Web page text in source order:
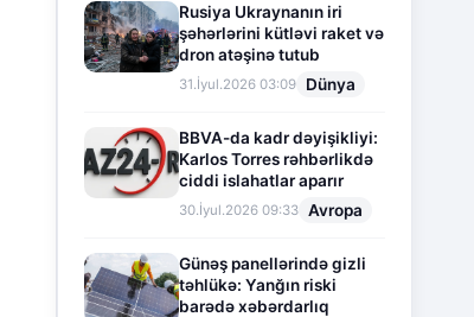
Rusiya Ukraynanın iri
şəhərlərini kütləvi raket və
dron atəşinə tutub
31.İyul.2026 03:09 Dünya
BBVA-da kadr dəyişikliyi:
Karlos Torres rəhbərlikdə
ciddi islahatlar aparır
30.İyul.2026 09:33 Avropa
Günəş panellərində gizli
təhlükə: Yanğın riski
barədə xəbərdarlıq